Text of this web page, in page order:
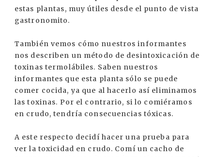
estas plantas, muy útiles desde el punto de vista
gastronomito.
También vemos cómo nuestros informantes
nos describen un método de desintoxicación de
toxinas termolábiles. Saben nuestros
informantes que esta planta sólo se puede
comer cocida, ya que al hacerlo así eliminamos
las toxinas. Por el contrario, si lo comiéramos
en crudo, tendría consecuencias tóxicas.
A este respecto decidí hacer una prueba para
ver la toxicidad en crudo. Comí un cacho de